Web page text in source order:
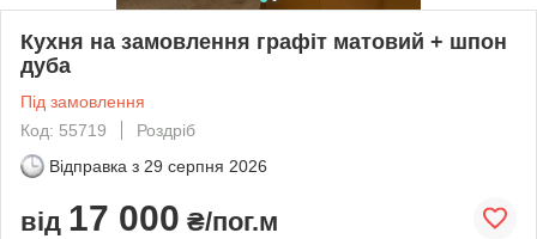
Кухня на замовлення графіт матовий + шпон
дуба
Під замовлення
Код: 55719
Роздріб
Відправка з 29 серпня 2026
від 17 000 ₴/пог.м